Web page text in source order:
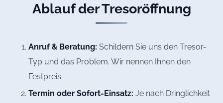
Ablauf der Tresoröffnung
Anruf & Beratung: Schildern Sie uns den Tresor-
Typ und das Problem. Wir nennen Ihnen den
Festpreis.
Termin oder Sofort-Einsatz: Je nach Dringlichkeit